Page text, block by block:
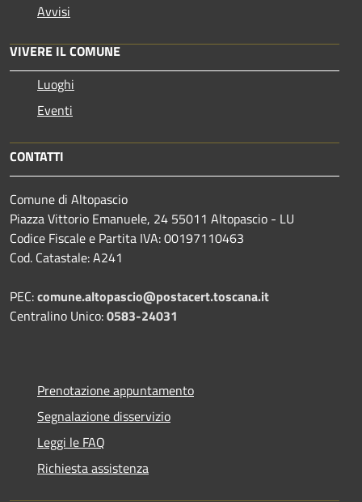
Avvisi
VIVERE IL COMUNE
Luoghi
Eventi
CONTATTI
Comune di Altopascio
Piazza Vittorio Emanuele, 24 55011 Altopascio - LU
Codice Fiscale e Partita IVA: 00197110463
Cod. Catastale: A241
PEC:comune.altopascio@postacert.toscana.it
Centralino Unico:0583-24031
Prenotazione appuntamento
Segnalazione disservizio
Leggi le FAQ
Richiesta assistenza